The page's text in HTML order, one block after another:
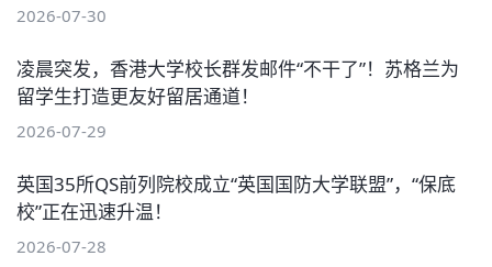
2026-07-30
凌晨突发，香港大学校长群发邮件“不干了”！苏格兰为
留学生打造更友好留居通道！
2026-07-29
英国35所QS前列院校成立“英国国防大学联盟”，“保底
校”正在迅速升温！
2026-07-28